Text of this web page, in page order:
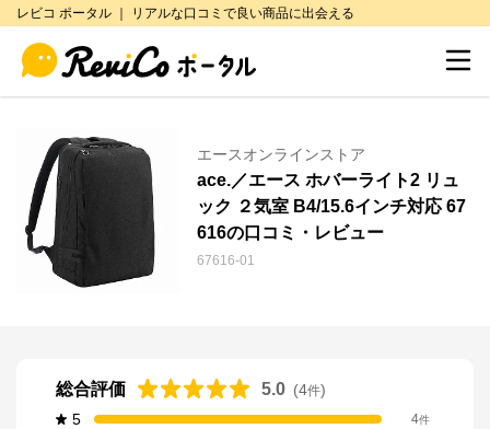
レビコ ポータル ｜ リアルな口コミで良い商品に出会える
エースオンラインストア
ace.／エース ホバーライト2 リュ
ック ２気室 B4/15.6インチ対応 67
616の口コミ・レビュー
67616-01
総合評価 5.0 (4件)
5
4件